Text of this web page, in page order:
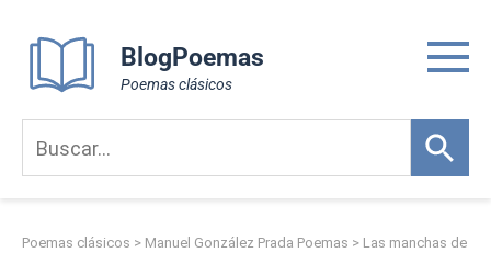
content
BlogPoemas
Poemas clásicos
Poemas clásicos > Manuel González Prada Poemas > Las manchas de